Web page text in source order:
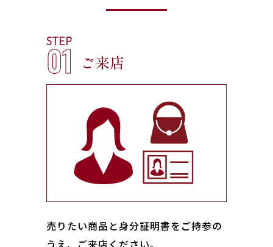
STEP
01 ご来店
売りたい商品と身分証明書をご持参の
うえ、ご来店ください｡